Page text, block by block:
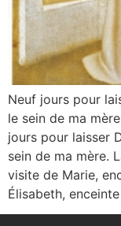
Neuf jours pour
le sein de ma
jours pour laisser
sein de ma mère.
visite de Marie,
Élisabeth,